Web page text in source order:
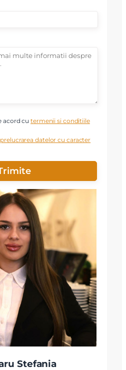
acord cutermenii si conditiile
prelucrarea datelor cu caracter
Stefania